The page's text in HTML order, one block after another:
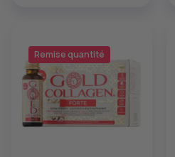
Remise quantité